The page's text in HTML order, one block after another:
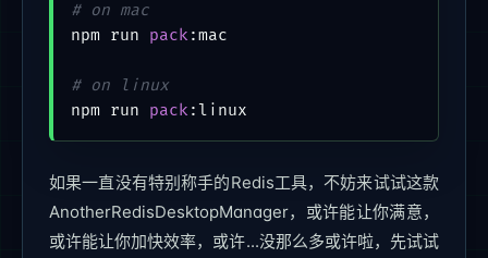
# on mac
npm run pack :mac
# on linux
npm run pack
如果一直没有特别称手的Redis工具，不妨来试试这款
AnotherRedisDesktopManager，或许能让你满意，
或许能让你加快效率，或许...没那么多或许啦，先试试